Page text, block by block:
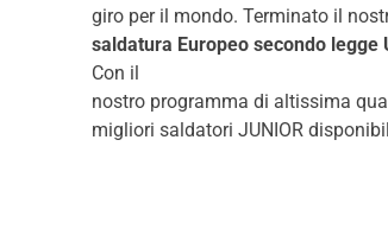
giro per il mondo. Terminato il
saldatura Europeo secondo legge
Con il
nostro programma di altissima
migliori saldatori JUNIOR